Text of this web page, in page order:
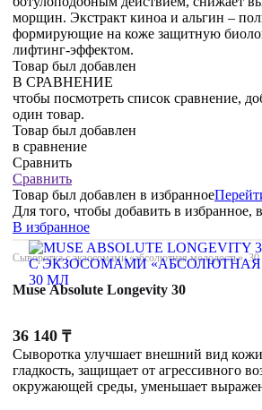
морщин. Экстракт киноа и альгин –
формирующие на коже защитную
лифтинг-эффектом.
Товар был добавлен
В СРАВНЕНИЕ
чтобы посмотреть список сравнение,
один товар.
Товар был добавлен
в сравнение
Сравнить
Сравнить
Товар был добавлен в избранное
Для того, чтобы добавить в избранное,
В избранное
Сыворотка с экзосомами «абсолютная молодость»,
Muse Absolute Longevity 30
36 140 ₸
Сыворотка улучшает внешний вид
гладкость, защищает от агрессивного
окружающей среды, уменьшает